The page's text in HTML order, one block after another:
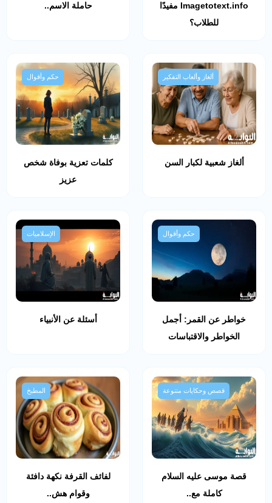
Imagetotext.info مفيدًا
للطلاب؟
حاملة الاسم..
ألغاز وألعاب التفكير
ألغاز شعبية لكبار السن
حكم وأقوال
كلمات تعزية بوفاة شخص
عزيز
حكم وأقوال
خواطر عن القمر: أجمل
الخواطر والاقتباسات
الإسلاميات
أسئلة عن الأنبياء
قصص وحكايات متنوعة
قصة موسى عليه السلام
كاملة مع..
المطبخ
لفائف القرفة نكهة دافئة
وقوام هش..